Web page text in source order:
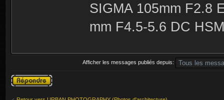
SIGMA 105mm F2.8
mm F4.5-5.6 DC
Afficher les messages publiés depuis:
Publier une
réponse